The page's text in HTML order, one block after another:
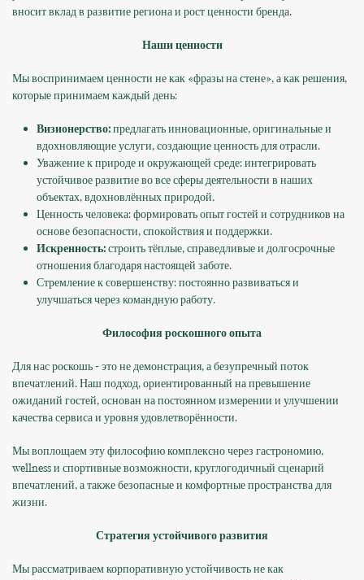
вносит вклад в развитие региона и рост ценности бренда.
Наши ценности
Мы воспринимаем ценности не как «фразы на стене», а как решения,
которые принимаем каждый день:
Визионерство:предлагать инновационные, оригинальные и
вдохновляющие услуги, создающие ценность для отрасли.
Уважение к природе и окружающей среде: интегрировать
устойчивое развитие во все сферы деятельности в наших
объектах, вдохновлённых природой.
Ценность человека: формировать опыт гостей и сотрудников на
основе безопасности, спокойствия и поддержки.
Искренность:строить тёплые, справедливые и долгосрочные
отношения благодаря настоящей заботе.
Стремление к совершенству: постоянно развиваться и
улучшаться через командную работу.
Философия роскошного опыта
Для нас роскошь-это не демонстрация, а безупречный поток
впечатлений. Наш подход, ориентированный на превышение
ожиданий гостей, основан на постоянном измерении и улучшении
качества сервиса и уровня удовлетворённости.
Мы воплощаем эту философию комплексно через гастрономию,
wellness и спортивные возможности, круглогодичный сценарий
впечатлений, а также безопасные и комфортные пространства для
жизни.
Стратегия устойчивого развития
Мы рассматриваем корпоративную устойчивость не как